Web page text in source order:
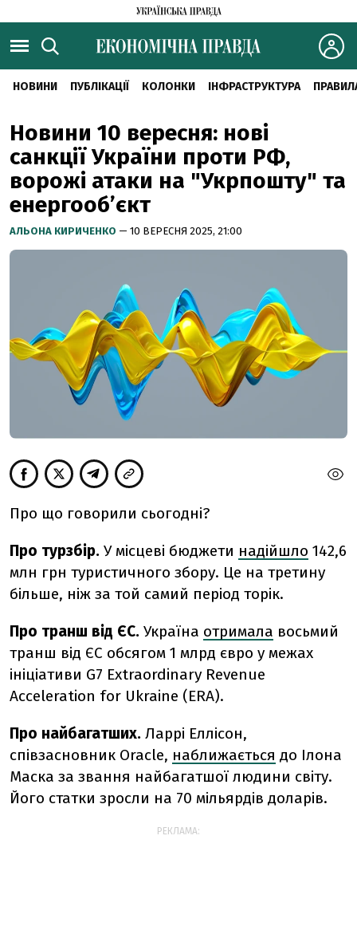
НОВИНИ ПУБЛІКАЦІЇ КОЛОНКИ ІНФРАСТРУКТУРА
Новини 10 вересня: нові
санкції України проти РФ,
ворожі атаки на "Укрпошту" та
енергооб’єкт
АЛЬОНА КИРИЧЕНКО — 10 ВЕРЕСНЯ 2025, 21:00
Про що говорили сьогодні?
Про турзбір. У місцеві бюджети надійшло 142,6
млн грн туристичного збору. Це на третину
більше, ніж за той самий період торік.
Про транш від ЄС. Україна отримала восьмий
транш від ЄС обсягом 1 млрд євро у межах
ініціативи G7 Extraordinary Revenue
Acceleration for Ukraine (ERA).
Про найбагатших. Ларрі Еллісон,
співзасновник Oracle, наближається до Ілона
Маска за звання найбагатшої людини світу.
Його статки зросли на 70 мільярдів доларів.
РЕКЛАМА: